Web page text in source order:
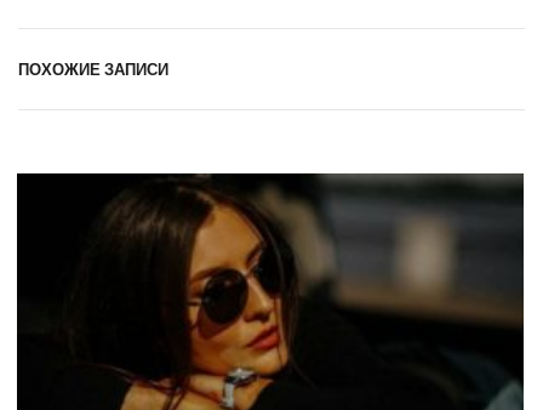
ПОХОЖИЕ ЗАПИСИ